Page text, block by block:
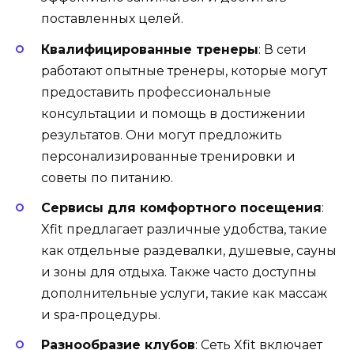
поставленных целей.
Квалифицированные тренеры: В сети
работают опытные тренеры, которые могут
предоставить профессиональные
консультации и помощь в достижении
результатов. Они могут предложить
персонализированные тренировки и
советы по питанию.
Сервисы для комфортного посещения:
Xfit предлагает различные удобства, такие
как отдельные раздевалки, душевые, сауны
и зоны для отдыха. Также часто доступны
дополнительные услуги, такие как массаж
и spa-процедуры.
Разнообразие клубов: Сеть Xfit включает